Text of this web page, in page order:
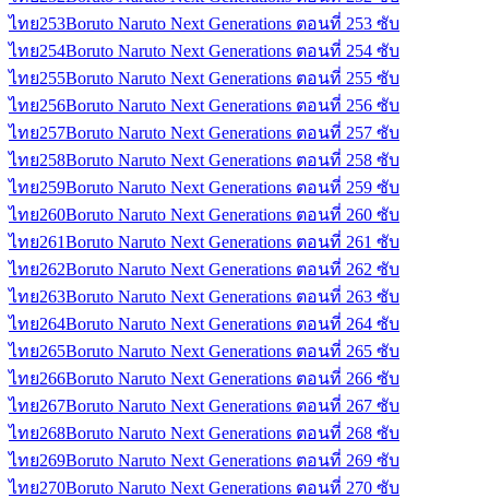
ไทย253Boruto Naruto Next Generations ตอนที่ 253 ซับ
ไทย254Boruto Naruto Next Generations ตอนที่ 254 ซับ
ไทย255Boruto Naruto Next Generations ตอนที่ 255 ซับ
ไทย256Boruto Naruto Next Generations ตอนที่ 256 ซับ
ไทย257Boruto Naruto Next Generations ตอนที่ 257 ซับ
ไทย258Boruto Naruto Next Generations ตอนที่ 258 ซับ
ไทย259Boruto Naruto Next Generations ตอนที่ 259 ซับ
ไทย260Boruto Naruto Next Generations ตอนที่ 260 ซับ
ไทย261Boruto Naruto Next Generations ตอนที่ 261 ซับ
ไทย262Boruto Naruto Next Generations ตอนที่ 262 ซับ
ไทย263Boruto Naruto Next Generations ตอนที่ 263 ซับ
ไทย264Boruto Naruto Next Generations ตอนที่ 264 ซับ
ไทย265Boruto Naruto Next Generations ตอนที่ 265 ซับ
ไทย266Boruto Naruto Next Generations ตอนที่ 266 ซับ
ไทย267Boruto Naruto Next Generations ตอนที่ 267 ซับ
ไทย268Boruto Naruto Next Generations ตอนที่ 268 ซับ
ไทย269Boruto Naruto Next Generations ตอนที่ 269 ซับ
ไทย270Boruto Naruto Next Generations ตอนที่ 270 ซับ